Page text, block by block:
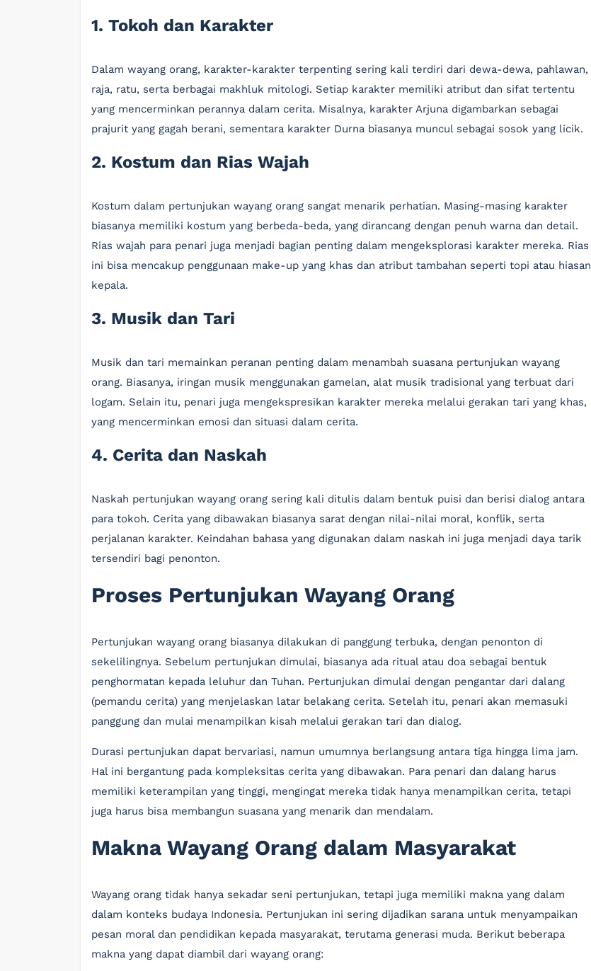
1. Tokoh dan Karakter
Dalam wayang orang, karakter-karakter terpenting sering kali terdiri dari dewa-dewa, pahlawan,
raja, ratu, serta berbagai makhluk mitologi. Setiap karakter memiliki atribut dan sifat tertentu
yang mencerminkan perannya dalam cerita. Misalnya, karakter Arjuna digambarkan sebagai
prajurit yang gagah berani, sementara karakter Durna biasanya muncul sebagai sosok yang licik.
2. Kostum dan Rias Wajah
Kostum dalam pertunjukan wayang orang sangat menarik perhatian. Masing-masing karakter
biasanya memiliki kostum yang berbeda-beda, yang dirancang dengan penuh warna dan detail.
Rias wajah para penari juga menjadi bagian penting dalam mengeksplorasi karakter mereka. Rias
ini bisa mencakup penggunaan make-up yang khas dan atribut tambahan seperti topi atau hiasan
kepala.
3. Musik dan Tari
Musik dan tari memainkan peranan penting dalam menambah suasana pertunjukan wayang
orang. Biasanya, iringan musik menggunakan gamelan, alat musik tradisional yang terbuat dari
logam. Selain itu, penari juga mengekspresikan karakter mereka melalui gerakan tari yang khas,
yang mencerminkan emosi dan situasi dalam cerita.
4. Cerita dan Naskah
Naskah pertunjukan wayang orang sering kali ditulis dalam bentuk puisi dan berisi dialog antara
para tokoh. Cerita yang dibawakan biasanya sarat dengan nilai-nilai moral, konflik, serta
perjalanan karakter. Keindahan bahasa yang digunakan dalam naskah ini juga menjadi daya tarik
tersendiri bagi penonton.
Proses Pertunjukan Wayang Orang
Pertunjukan wayang orang biasanya dilakukan di panggung terbuka, dengan penonton di
sekelilingnya. Sebelum pertunjukan dimulai, biasanya ada ritual atau doa sebagai bentuk
penghormatan kepada leluhur dan Tuhan. Pertunjukan dimulai dengan pengantar dari dalang
(pemandu cerita) yang menjelaskan latar belakang cerita. Setelah itu, penari akan memasuki
panggung dan mulai menampilkan kisah melalui gerakan tari dan dialog.
Durasi pertunjukan dapat bervariasi, namun umumnya berlangsung antara tiga hingga lima jam.
Hal ini bergantung pada kompleksitas cerita yang dibawakan. Para penari dan dalang harus
memiliki keterampilan yang tinggi, mengingat mereka tidak hanya menampilkan cerita, tetapi
juga harus bisa membangun suasana yang menarik dan mendalam.
Makna Wayang Orang dalam Masyarakat
Wayang orang tidak hanya sekadar seni pertunjukan, tetapi juga memiliki makna yang dalam
dalam konteks budaya Indonesia. Pertunjukan ini sering dijadikan sarana untuk menyampaikan
pesan moral dan pendidikan kepada masyarakat, terutama generasi muda. Berikut beberapa
makna yang dapat diambil dari wayang orang: